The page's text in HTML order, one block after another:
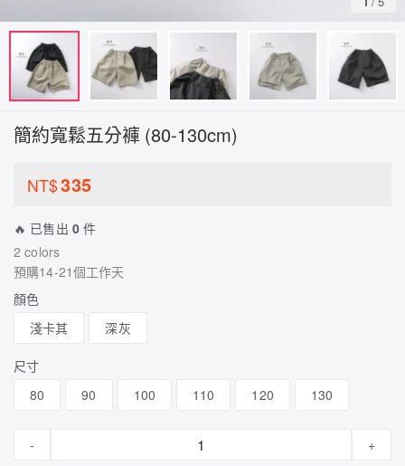
簡約寬鬆五分褲 (80-130cm)
NT$335
🔥 已售出 0件
2 colors
預購14-21個工作天
顏色
淺卡其
深灰
尺寸
80
90 100 110 120 130
- +